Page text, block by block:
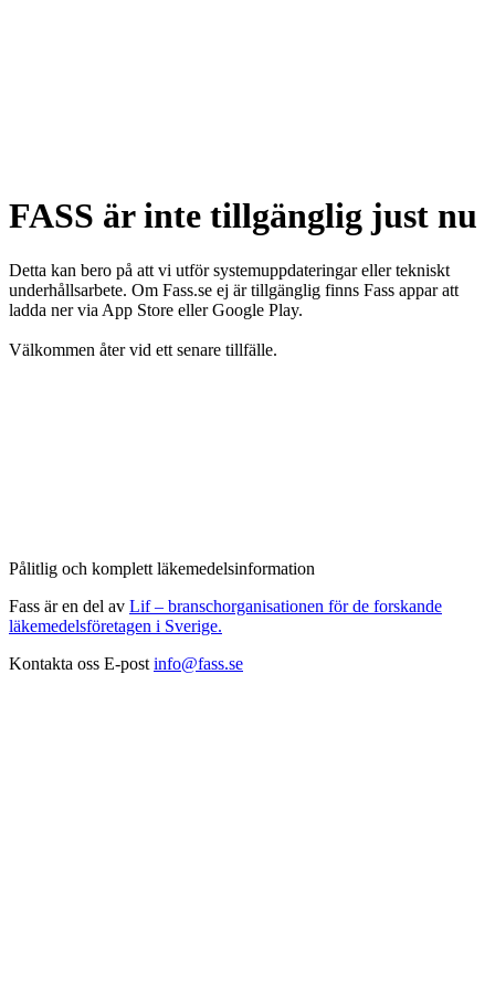
FASS är inte tillgänglig just nu
Detta kan bero på att vi utför systemuppdateringar eller tekniskt
underhållsarbete. Om Fass.se ej är tillgänglig finns Fass appar att
ladda ner via App Store eller Google Play.
Välkommen åter vid ett senare tillfälle.
Pålitlig och komplett läkemedelsinformation
Fass är en del av Lif – branschorganisationen för de forskande
läkemedelsföretagen i Sverige.
Kontakta oss E-post info@fass.se